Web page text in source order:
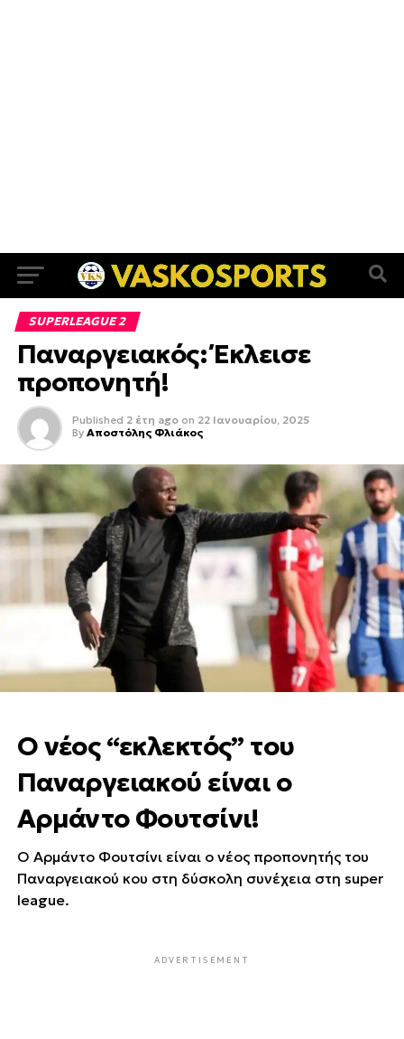
SUPERLEAGUE 2
Παναργειακός: Έκλεισε
προπονητή!
Published 2 έτη ago on 22 Ιανουαρίου, 2025
By Αποστόλης Φλιάκος
Ο νέος “εκλεκτός” του
Παναργειακού είναι ο
Αρμάντο Φουτσίνι!
Ο Αρμάντο Φουτσίνι είναι ο νέος προπονητής του
Παναργειακού κου στη δύσκολη συνέχεια στη super
league.
ADVERTISEMENT